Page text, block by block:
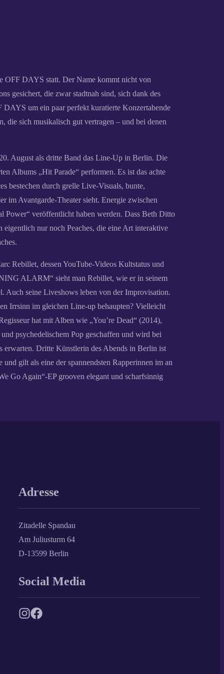
OFF DAYS statt. Der Name kommt nicht von
gesichert, die zwar stadtnah sind, sich dank des
um ein paar perfekt kuratierte Konzertabende
sich musikalisch gut vertragen – und bei denen
August als dritte Band das Line-Up in Berlin. Die
Albums „Hit Parade“ performen. Es ist das achte
bestechen durch grelle Live-Visuals, bunte,
im Avantgarde-Theater sieht. Energie zwischen
Power“ veröffentlicht haben werden. Dass Beth Ditto
nur noch Peaches, die eine Art interaktive
Rebillet, dessen YouTube-Videos Kultstatus und
ALARM“ sieht man Rebillet, wie er in seinem
Auch seine Liveshows leben von der Improvisation.
Irrsinn im gleichen Line-up behaupten? Vielleicht
hat mit Alben wie „You’re Dead“ (2014),
psychedelischem Pop geschaffen und wird bei
erwarten. Dritte Künstlerin des Abends in Berlin ist
gilt als eine der spannendsten Rapperinnen im an
Go Again“-EP grooven elegant und scharfsinnig
Adresse
Zitadelle Spandau
Am Juliusturm 64
D-13599 Berlin
Social Media